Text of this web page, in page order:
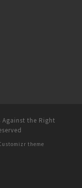
Against the Right
theme